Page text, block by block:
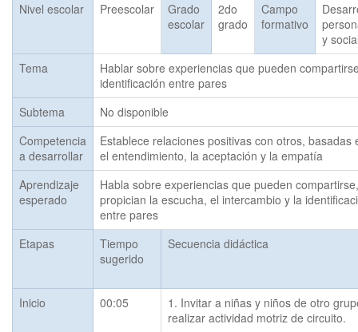
Nivel escolar
Preescolar
Grado
escolar
2do
grado
Campo
formativo
y
Tema
Hablar sobre experiencias que pueden
identificación entre pares
Subtema
No disponible
Competencia
a desarrollar
Establece relaciones positivas con otros, basadas
el entendimiento, la aceptación y la empatía
Aprendizaje
esperado
Habla sobre experiencias que pueden
propician la escucha, el intercambio y la
entre pares
Etapas
Tiempo
sugerido
Secuencia didáctica
Inicio 00:05
1. Invitar a niñas y niños de otro
realizar actividad motriz de circuito.